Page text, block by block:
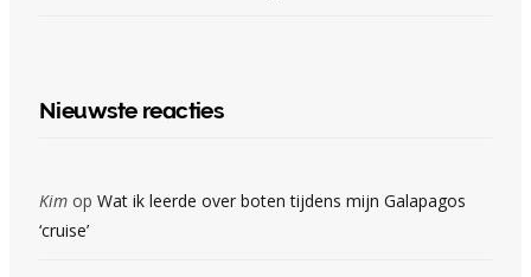
Nieuwste reacties
Kim op Wat ik leerde over boten tijdens mijn Galapagos
‘cruise’